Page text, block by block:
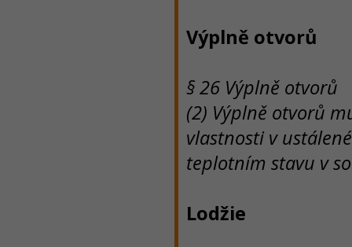
Výplně otvorů
§ 26 Výplně otvorů
(2) Výplně otvorů
vlastnosti v
teplotním stavu v
Lodžie